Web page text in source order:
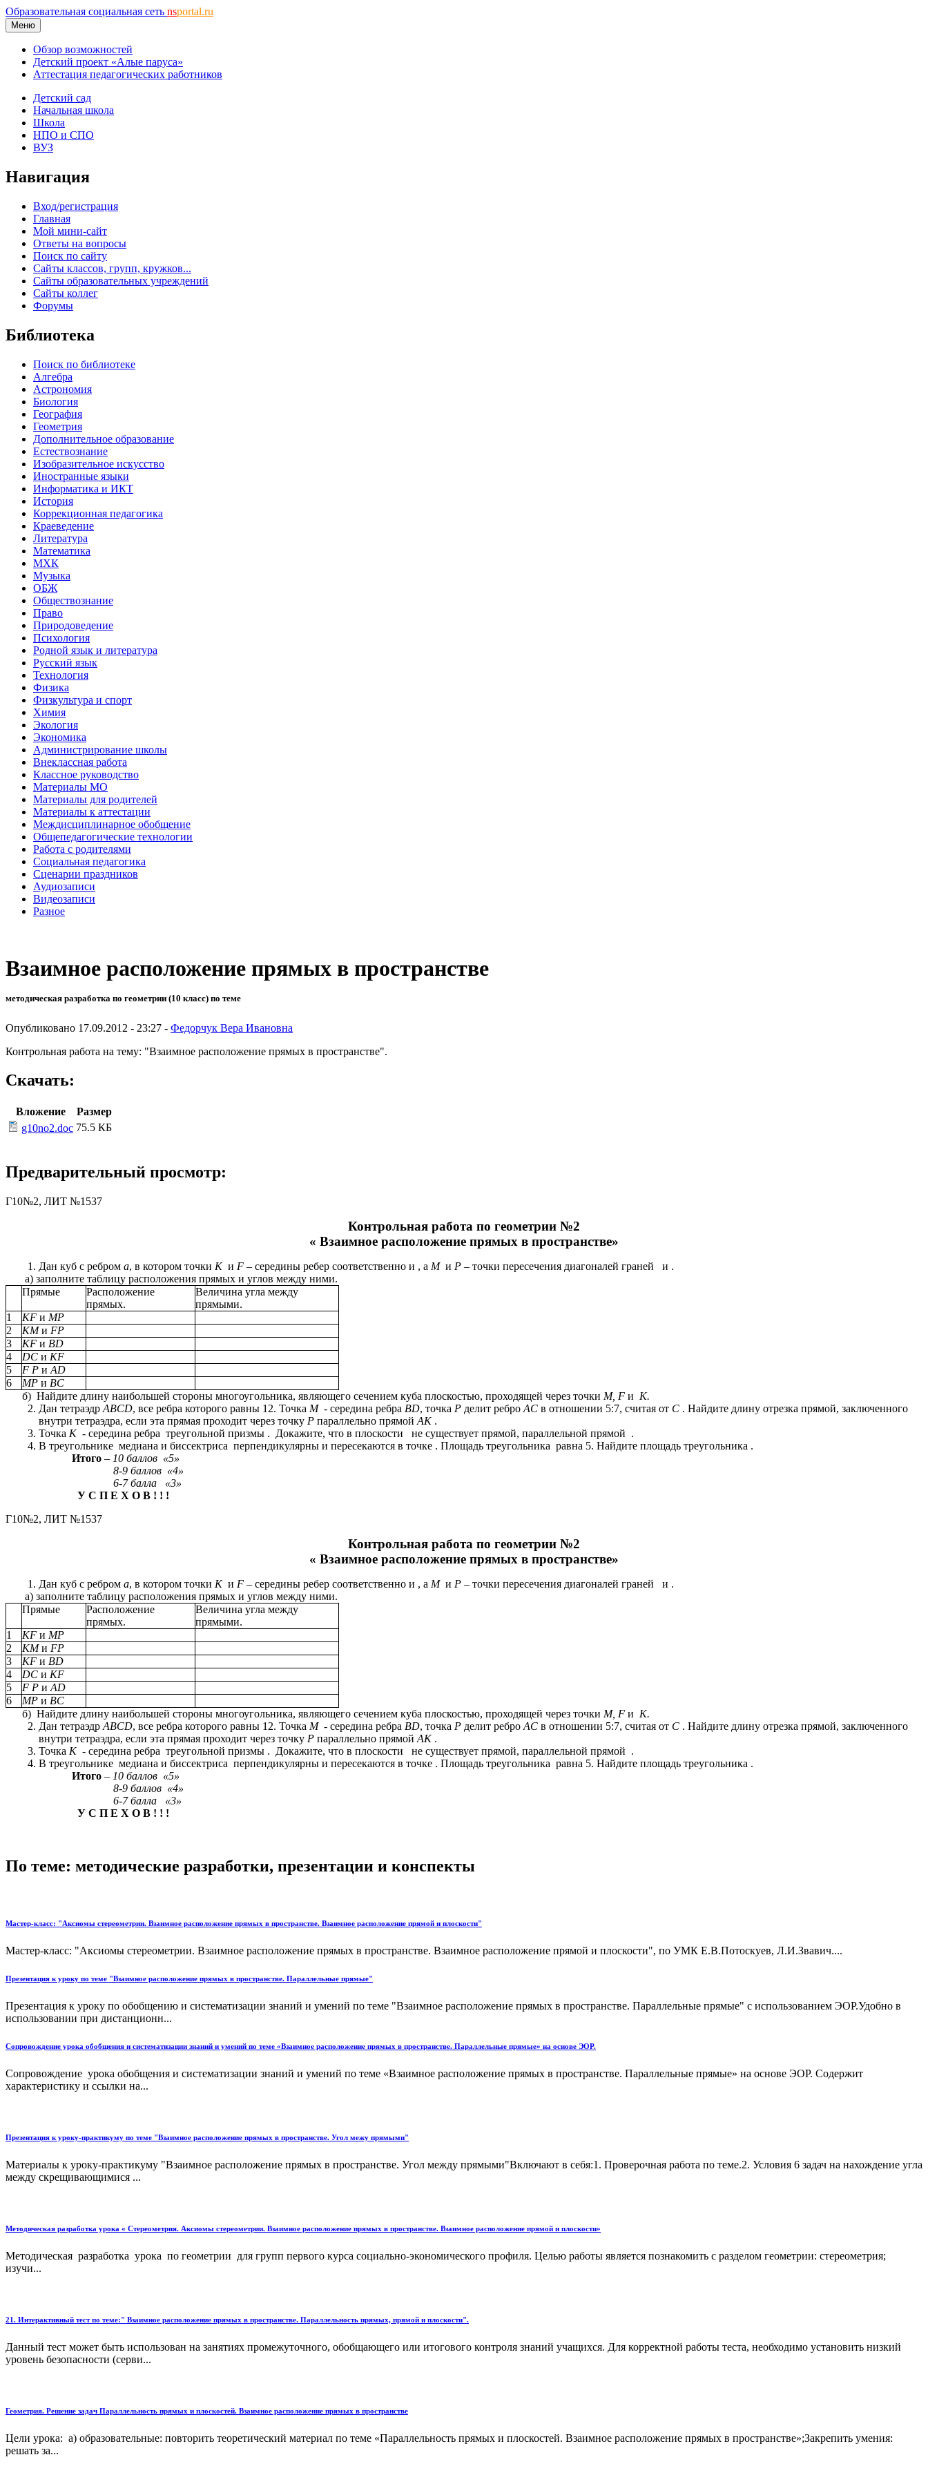
Образовательная социальная сеть nsportal.ru
Меню
Обзор возможностей
Детский проект «Алые паруса»
Аттестация педагогических работников
Детский сад
Начальная школа
Школа
НПО и СПО
ВУЗ
Навигация
Вход/регистрация
Главная
Мой мини-сайт
Ответы на вопросы
Поиск по сайту
Сайты классов, групп, кружков...
Сайты образовательных учреждений
Сайты коллег
Форумы
Библиотека
Поиск по библиотеке
Алгебра
Астрономия
Биология
География
Геометрия
Дополнительное образование
Естествознание
Изобразительное искусство
Иностранные языки
Информатика и ИКТ
История
Коррекционная педагогика
Краеведение
Литература
Математика
МХК
Музыка
ОБЖ
Обществознание
Право
Природоведение
Психология
Родной язык и литература
Русский язык
Технология
Физика
Физкультура и спорт
Химия
Экология
Экономика
Администрирование школы
Внеклассная работа
Классное руководство
Материалы МО
Материалы для родителей
Материалы к аттестации
Междисциплинарное обобщение
Общепедагогические технологии
Работа с родителями
Социальная педагогика
Сценарии праздников
Аудиозаписи
Видеозаписи
Разное
Взаимное расположение прямых в пространстве
методическая разработка по геометрии (10 класс) по теме
Опубликовано 17.09.2012 - 23:27 - Федорчук Вера Ивановна
Контрольная работа на тему: "Взаимное расположение прямых в пространстве".
Скачать:
Вложение
Размер
g10no2.doc 75.5 КБ
Предварительный просмотр:
Г10№2, ЛИТ №1537
Контрольная работа по геометрии №2
« Взаимное расположение прямых в пространстве»
Дан куб с ребром a, в котором точки К и F – середины ребер соответственно и , а M и P – точки пересечения диагоналей граней и .
а) заполните таблицу расположения прямых и углов между ними.
Прямые
Расположение
прямых.
Величина угла между
прямыми.
1
KF и MP
2
KMи FP
3
KF и BD
4
DC и KF
5
F P и AD
6
MP и BC
б) Найдите длину наибольшей стороны многоугольника, являющего сечением куба плоскостью, проходящей через точки M, F и K.
Дан тетраэдр ABCD, все ребра которого равны 12. Точка M- середина ребра BD, точка P делит ребро AC в отношении 5:7, считая от C . Найдите длину отрезка прямой, заключенного
внутри тетраэдра, если эта прямая проходит через точку P параллельно прямой AK.
Точка K- середина ребра треугольной призмы . Докажите, что в плоскости не существует прямой, параллельной прямой .
В треугольнике медиана и биссектриса перпендикулярны и пересекаются в точке . Площадь треугольника равна 5. Найдите площадь треугольника .
Итого – 10 баллов «5»
8-9 баллов «4»
6-7 балла «3»
У С П Е Х О В ! ! !
Г10№2, ЛИТ №1537
Контрольная работа по геометрии №2
« Взаимное расположение прямых в пространстве»
Дан куб с ребром a, в котором точки К и F – середины ребер соответственно и , а M и P – точки пересечения диагоналей граней и .
а) заполните таблицу расположения прямых и углов между ними.
Прямые
Расположение
прямых.
Величина угла между
прямыми.
1
KF и MP
2
KMи FP
3
KF и BD
4
DC и KF
5
F P и AD
6
MP и BC
б) Найдите длину наибольшей стороны многоугольника, являющего сечением куба плоскостью, проходящей через точки M, F и K.
Дан тетраэдр ABCD, все ребра которого равны 12. Точка M- середина ребра BD, точка P делит ребро AC в отношении 5:7, считая от C . Найдите длину отрезка прямой, заключенного
внутри тетраэдра, если эта прямая проходит через точку P параллельно прямой AK.
Точка K- середина ребра треугольной призмы . Докажите, что в плоскости не существует прямой, параллельной прямой .
В треугольнике медиана и биссектриса перпендикулярны и пересекаются в точке . Площадь треугольника равна 5. Найдите площадь треугольника .
Итого – 10 баллов «5»
8-9 баллов «4»
6-7 балла «3»
У С П Е Х О В ! ! !
По теме: методические разработки, презентации и конспекты
Мастер-класс: "Аксиомы стереометрии. Взаимное расположение прямых в пространстве. Взаимное расположение прямой и плоскости"
Мастер-класс: "Аксиомы стереометрии. Взаимное расположение прямых в пространстве. Взаимное расположение прямой и плоскости", по УМК Е.В.Потоскуев, Л.И.Звавич....
Презентация к уроку по теме "Взаимное расположение прямых в пространстве. Параллельные прямые"
Презентация к уроку по обобщению и систематизации знаний и умений по теме "Взаимное расположение прямых в пространстве. Параллельные прямые" с использованием ЭОР.Удобно в
использовании при дистанционн...
Сопровождение урока обобщения и систематизации знаний и умений по теме «Взаимное расположение прямых в пространстве. Параллельные прямые» на основе ЭОР.
Сопровождение урока обобщения и систематизации знаний и умений по теме «Взаимное расположение прямых в пространстве. Параллельные прямые» на основе ЭОР. Содержит
характеристику и ссылки на...
Презентация к уроку-практикуму по теме "Взаимное расположение прямых в пространстве. Угол межу прямыми"
Материалы к уроку-практикуму "Взаимное расположение прямых в пространстве. Угол между прямыми"Включают в себя:1. Проверочная работа по теме.2. Условия 6 задач на нахождение угла
между скрещивающимися ...
Методическая разработка урока « Стереометрия. Аксиомы стереометрии. Взаимное расположение прямых в пространстве. Взаимное расположение прямой и плоскости»
Методическая разработка урока по геометрии для групп первого курса социально-экономического профиля. Целью работы является познакомить с разделом геометрии: стереометрия;
изучи...
21. Интерактивный тест по теме:" Взаимное расположение прямых в пространстве. Параллельность прямых, прямой и плоскости".
Данный тест может быть использован на занятиях промежуточного, обобщающего или итогового контроля знаний учащихся. Для корректной работы теста, необходимо установить низкий
уровень безопасности (серви...
Геометрия. Решение задач Параллельность прямых и плоскостей. Взаимное расположение прямых в пространстве
Цели урока: а) образовательные: повторить теоретический материал по теме «Параллельность прямых и плоскостей. Взаимное расположение прямых в пространстве»;Закрепить умения:
решать за...